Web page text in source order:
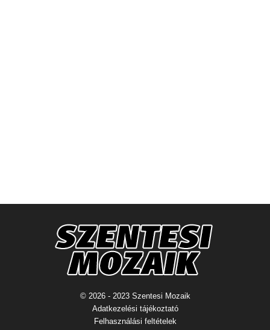
© 2026 - 2023 Szentesi Mozaik
Adatkezelési tájékoztató
Felhasználási feltételek